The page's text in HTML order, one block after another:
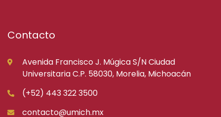
Contacto
Avenida Francisco J. Múgica S/N Ciudad
Universitaria C.P. 58030, Morelia, Michoacán
(+52) 443 322 3500
contacto@umich.mx